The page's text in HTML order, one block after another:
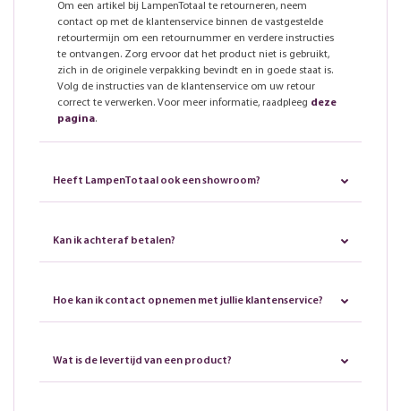
Om een artikel bij LampenTotaal te retourneren, neem
contact op met de klantenservice binnen de vastgestelde
retourtermijn om een retournummer en verdere instructies
te ontvangen. Zorg ervoor dat het product niet is gebruikt,
zich in de originele verpakking bevindt en in goede staat is.
Volg de instructies van de klantenservice om uw retour
correct te verwerken. Voor meer informatie, raadpleeg deze
pagina.
Heeft LampenTotaal ook een showroom?
Kan ik achteraf betalen?
Hoe kan ik contact opnemen met jullie klantenservice?
Wat is de levertijd van een product?